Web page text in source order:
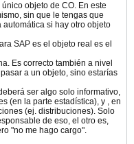
objeto de CO. En este
sin que le tengas que
si hay otro objeto
SAP es el objeto real es el
Es correcto también a nivel
a un objeto, sino estarías
ser algo solo informativo,
(en la parte estadística), y , en
(ej. distribuciones). Solo
de eso, el otro es,
"no me hago cargo".